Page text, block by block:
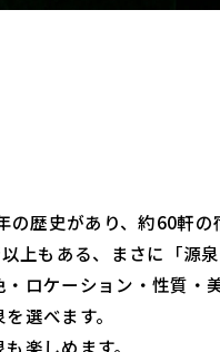
の歴史があり、約60軒の
上もある、まさに「源泉
ロケーション・性質・
選べます。
楽しめます。